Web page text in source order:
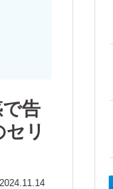
告
リ
2024.11.14